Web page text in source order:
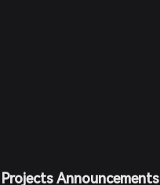
Projects Announcements